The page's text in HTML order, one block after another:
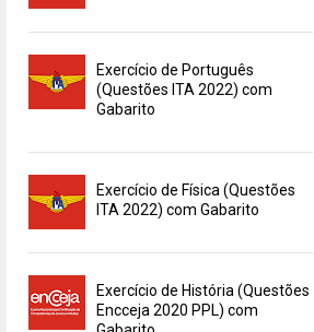
Exercício de Português
(Questões ITA 2022) com
Gabarito
Exercício de Física (Questões
ITA 2022) com Gabarito
Exercício de História (Questões
Encceja 2020 PPL) com